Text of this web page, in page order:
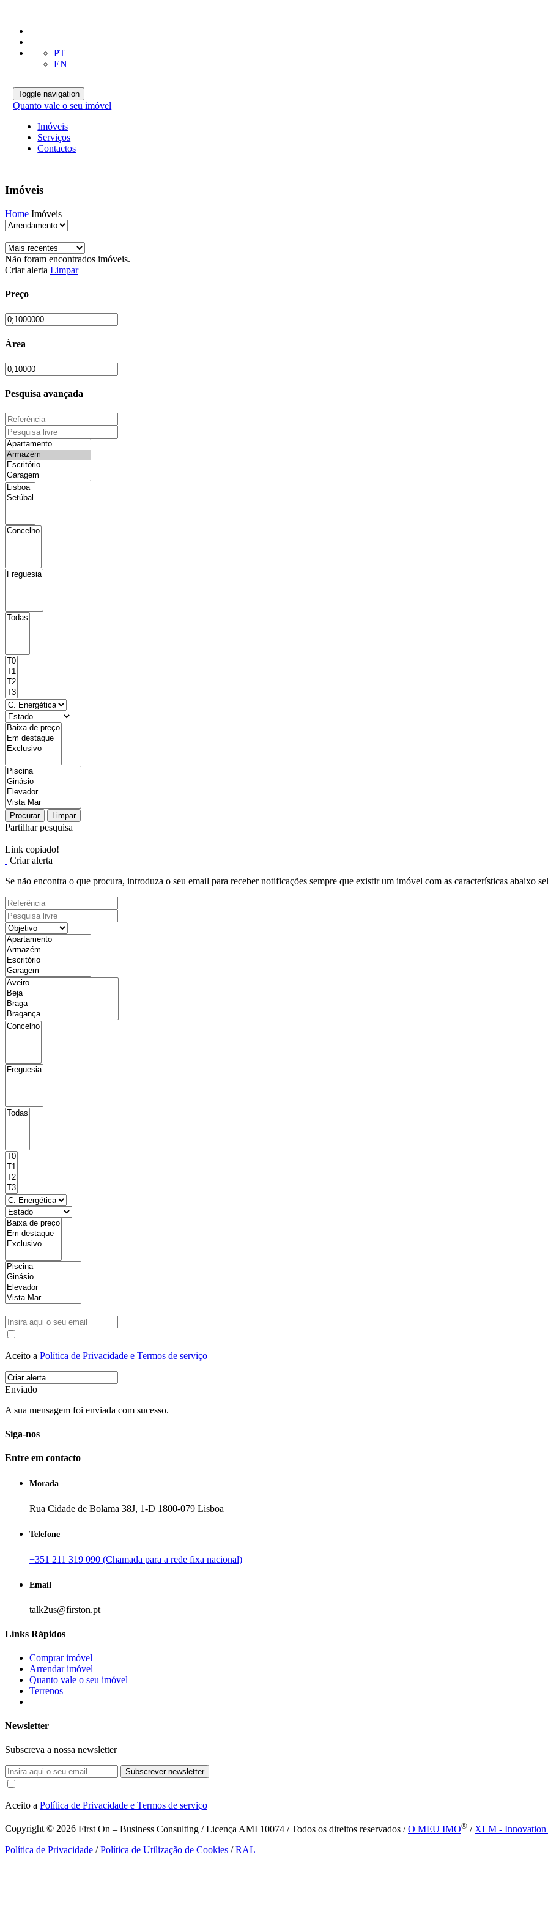
PT
EN
Toggle navigation
Quanto vale o seu imóvel
Imóveis
Serviços
Contactos
Imóveis
Home Imóveis
Não foram encontrados imóveis.
Criar alerta Limpar
Preço
Área
Pesquisa avançada
Procurar Limpar
Partilhar pesquisa
Link copiado!
Criar alerta
Se não encontra o que procura, introduza o seu email para receber notificações sempre que existir um imóvel com as características abaixo
Aceito a Política de Privacidade e Termos de serviço
Enviado
A sua mensagem foi enviada com sucesso.
Siga-nos
Entre em contacto
Morada
Rua Cidade de Bolama 38J, 1-D 1800-079 Lisboa
Telefone
+351 211 319 090 (Chamada para a rede fixa nacional)
Email
talk2us@firston.pt
Links Rápidos
Comprar imóvel
Arrendar imóvel
Quanto vale o seu imóvel
Terrenos
Newsletter
Subscreva a nossa newsletter
Subscrever newsletter
Aceito a Política de Privacidade e Termos de serviço
Copyright © 2026 First On – Business Consulting / Licença AMI 10074 / Todos os direitos reservados /O MEU IMO® / XLM -
Política de Privacidade /Política de Utilização de Cookies /RAL